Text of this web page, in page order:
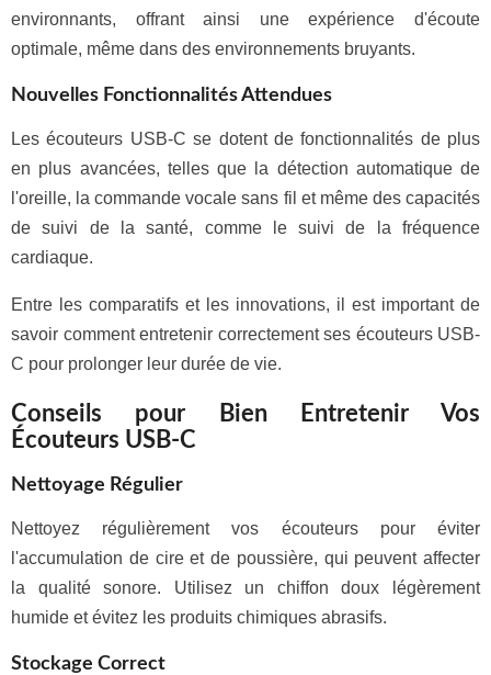
environnants, offrant ainsi une expérience d'écoute
optimale, même dans des environnements bruyants.
Nouvelles Fonctionnalités Attendues
Les écouteurs USB-C se dotent de fonctionnalités de plus
en plus avancées, telles que la détection automatique de
l'oreille, la commande vocale sans fil et même des capacités
de suivi de la santé, comme le suivi de la fréquence
cardiaque.
Entre les comparatifs et les innovations, il est important de
savoir comment entretenir correctement ses écouteurs USB-
C pour prolonger leur durée de vie.
Conseils pour Bien Entretenir Vos
Écouteurs USB-C
Nettoyage Régulier
Nettoyez régulièrement vos écouteurs pour éviter
l'accumulation de cire et de poussière, qui peuvent affecter
la qualité sonore. Utilisez un chiffon doux légèrement
humide et évitez les produits chimiques abrasifs.
Stockage Correct